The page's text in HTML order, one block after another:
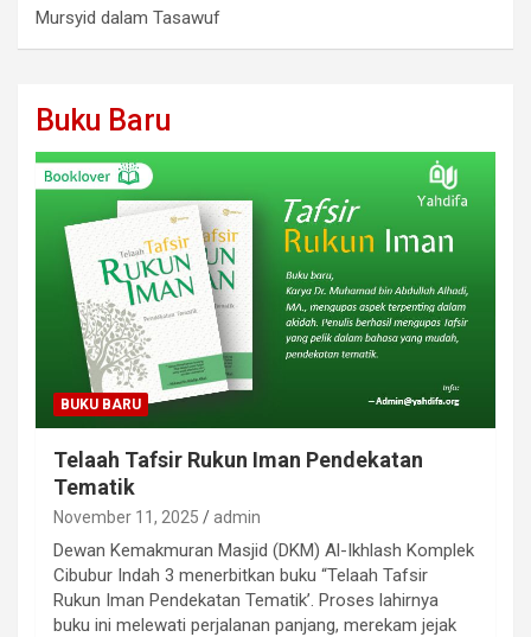
Mursyid dalam Tasawuf
Buku Baru
BUKU BARU
Telaah Tafsir Rukun Iman Pendekatan
Tematik
November 11, 2025 admin
Dewan Kemakmuran Masjid (DKM) Al-Ikhlash Komplek
Cibubur Indah 3 menerbitkan buku “Telaah Tafsir
Rukun Iman Pendekatan Tematik’. Proses lahirnya
buku ini melewati perjalanan panjang, merekam jejak